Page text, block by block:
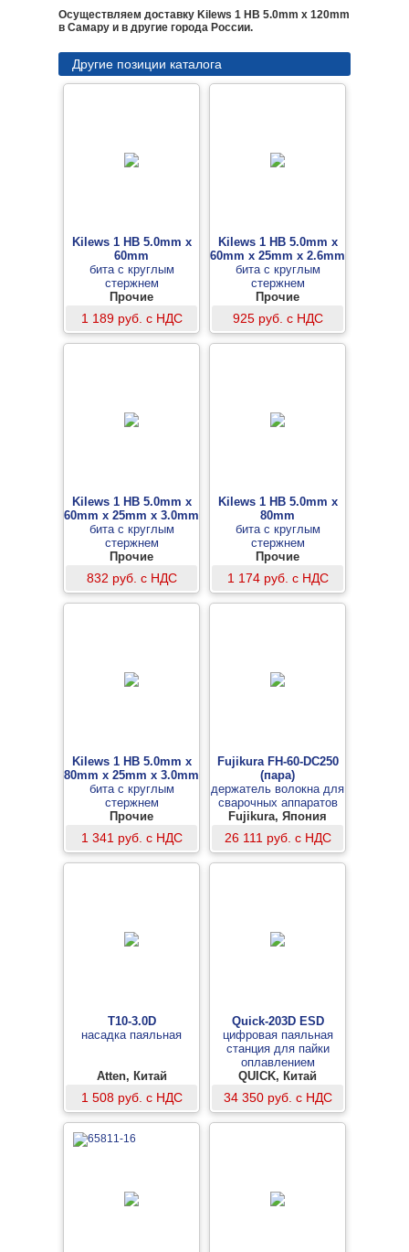
Осуществляем доставку Kilews 1 HB 5.0mm x 120mm
в Самару и в другие города России.
Другие позиции каталога
Kilews 1 HB 5.0mm x
60mm
бита с круглым
стержнем
Прочие
1 189 руб. с НДС
Kilews 1 HB 5.0mm x
60mm x 25mm x 2.6mm
бита с круглым
стержнем
Прочие
925 руб. с НДС
Kilews 1 HB 5.0mm x
60mm x 25mm x 3.0mm
бита с круглым
стержнем
Прочие
832 руб. с НДС
Kilews 1 HB 5.0mm x
80mm
бита с круглым
стержнем
Прочие
1 174 руб. с НДС
Kilews 1 HB 5.0mm x
80mm x 25mm x 3.0mm
бита с круглым
стержнем
Прочие
1 341 руб. с НДС
Fujikura FH-60-DC250
(пара)
держатель волокна для
сварочных аппаратов
86S, 80S/62S, 36S/26S
(DROP-кабель)
Fujikura, Япония
26 111 руб. с НДС
T10-3.0D
насадка паяльная
Atten, Китай
1 508 руб. с НДС
Quick-203D ESD
цифровая паяльная
станция для пайки
оплавлением
бессвинцового припоя
QUICK, Китай
34 350 руб. с НДС